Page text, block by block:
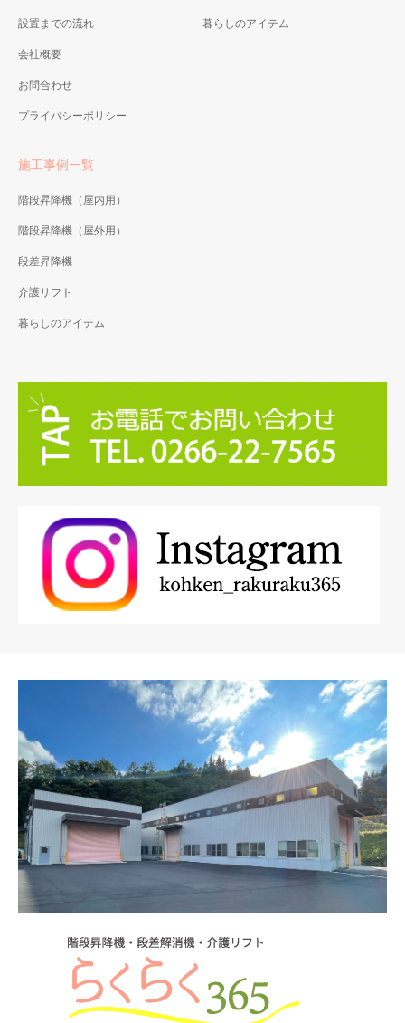
設置までの流れ
会社概要
お問合わせ
プライバシーポリシー
暮らしのアイテム
施工事例一覧
階段昇降機（屋内用）
階段昇降機（屋外用）
段差昇降機
介護リフト
暮らしのアイテム